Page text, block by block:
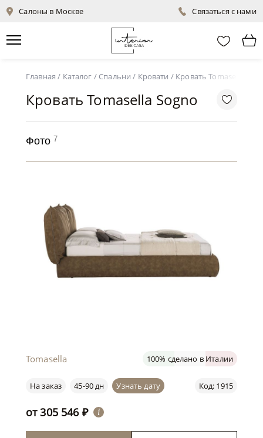
Салоны в Москве Связаться с нами
Главная / Каталог / Спальни / Кровати / Кровать Tomasella
Кровать Tomasella Sogno
Фото 7
Tomasella 100% сделано в Италии
Код: 1915
На заказ 45-90 дн Узнать дату
от305 546 ₽ i